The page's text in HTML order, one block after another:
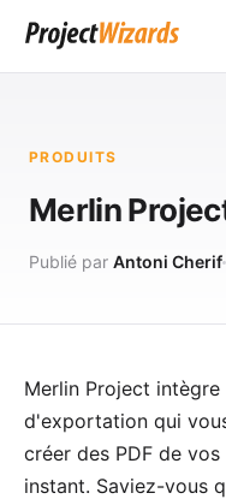
PRODUITS
Merlin
Publié par Antoni Cherif
Merlin Project
d'exportation qui
créer des PDF de
instant. Saviez-vous